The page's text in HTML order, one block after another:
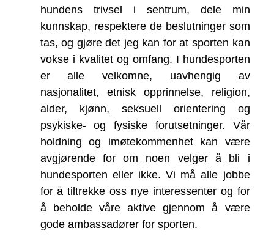
hundens trivsel i sentrum, dele min
kunnskap, respektere de beslutninger som
tas, og gjøre det jeg kan for at sporten kan
vokse i kvalitet og omfang. I hundesporten
er alle velkomne, uavhengig av
nasjonalitet, etnisk opprinnelse, religion,
alder, kjønn, seksuell orientering og
psykiske- og fysiske forutsetninger. Vår
holdning og imøtekommenhet kan være
avgjørende for om noen velger å bli i
hundesporten eller ikke. Vi må alle jobbe
for å tiltrekke oss nye interessenter og for
å beholde våre aktive gjennom å være
gode ambassadører for sporten.